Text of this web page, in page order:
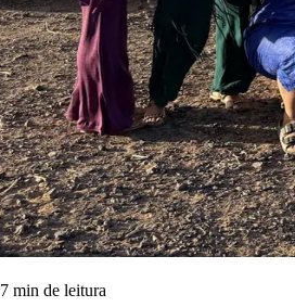
7 min de leitura